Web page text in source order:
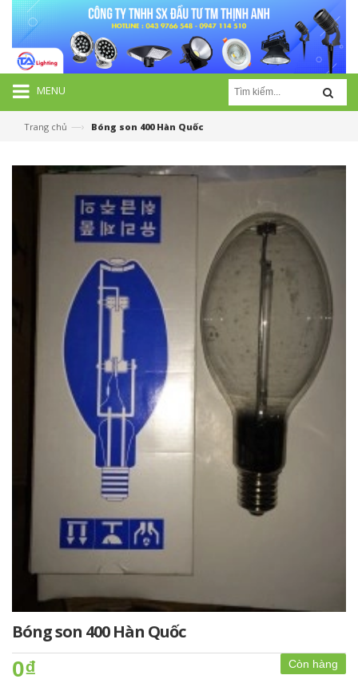
MENU
Trang chủ —› Bóng son 400 Hàn Quốc
Bóng son 400 Hàn Quốc
Còn hàng
0₫